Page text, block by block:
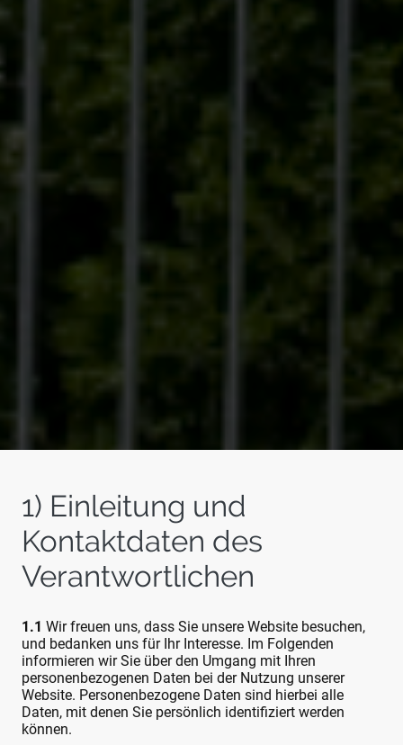
1) Einleitung und
Kontaktdaten des
Verantwortlichen
1.1 Wir freuen uns, dass Sie unsere Website besuchen,
und bedanken uns für Ihr Interesse. Im Folgenden
informieren wir Sie über den Umgang mit Ihren
personenbezogenen Daten bei der Nutzung unserer
Website. Personenbezogene Daten sind hierbei alle
Daten, mit denen Sie persönlich identifiziert werden
können.